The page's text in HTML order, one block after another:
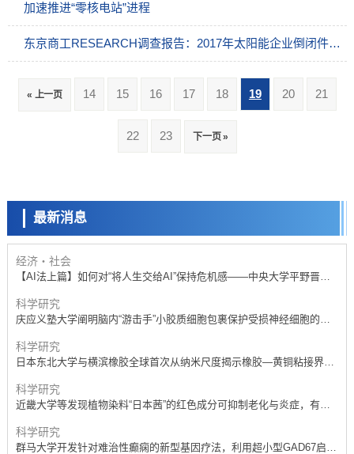
加速推进“零核电站”进程
东京商工RESEARCH调查报告：2017年太阳能企业倒闭件数创历史新高
« 上一页 14 15 16 17 18 19 20 21
22 23 下一页 »
最新消息
科学研究
庆应义塾大学阐明脑内“游击手”小胶质细胞包裹保护受损神经细胞的机
科学研究
科学研究
大阪大学开发基于水氢键网络的温度预测新方法，AI从分子排列信息中
高精度解读
经济・社会
【AI法上篇】如何对“将人生交给AI”保持危机感——中央大学平野晋教
科学研究
庆应义塾大学阐明脑内“游击手”小胶质细胞包裹保护受损神经细胞的机
科学研究
日本东北大学与横滨橡胶全球首次从纳米尺度揭示橡胶—黄铜粘接界面
科学研究
近畿大学等发现植物染料“日本茜”的红色成分可抑制老化与炎症，有望
科学研究
群马大学开发针对难治性癫痫的新型基因疗法，利用超小型GAD67启动